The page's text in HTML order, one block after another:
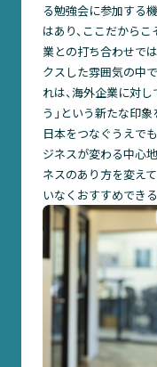
る勉強会に参加する
はあり、ここだから
業との打ち合わせで
クスした雰囲気の中
れは、海外企業に対
う」という新たな印
日本をつなぐうえで
ジネスが変わる中心
ネスのあり方を変え
いなくおすすめできる